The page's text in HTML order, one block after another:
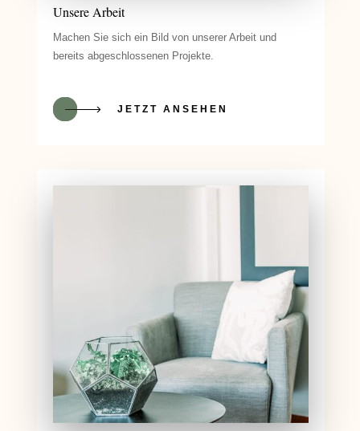
Unsere Arbeit
Machen Sie sich ein Bild von unserer Arbeit und
bereits abgeschlossenen Projekte.
JETZT ANSEHEN